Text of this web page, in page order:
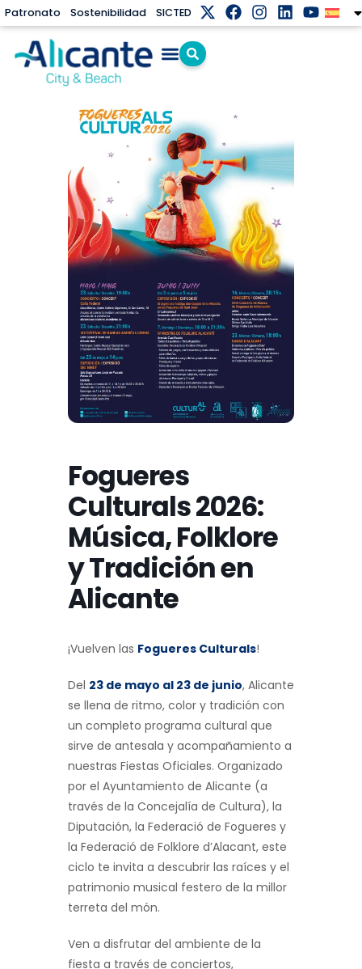
Patronato Sostenibilidad SICTED
Fogueres
Culturals 2026:
Música, Folklore
y Tradición en
Alicante
¡Vuelven las Fogueres Culturals!
Del 23 de mayo al 23 de junio, Alicante
se llena de ritmo, color y tradición con
un completo programa cultural que
sirve de antesala y acompañamiento a
nuestras Fiestas Oficiales. Organizado
por el Ayuntamiento de Alicante (a
través de la Concejalía de Cultura), la
Diputación, la Federació de Fogueres y
la Federació de Folklore d’Alacant, este
ciclo te invita a descubrir las raíces y el
patrimonio musical festero de la millor
terreta del món.
Ven a disfrutar del ambiente de la
fiesta a través de conciertos,